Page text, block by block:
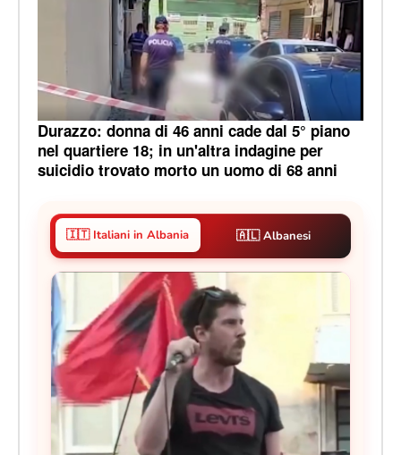
Durazzo: donna di 46 anni cade dal 5° piano
nel quartiere 18; in un'altra indagine per
suicidio trovato morto un uomo di 68 anni
🇮🇹 Italiani in Albania 🇦🇱 Albanesi